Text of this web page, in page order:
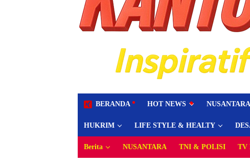
BERANDA HOT NEWS NUSANTARA
HUKRIM LIFE STYLE & HEALTY
Berita NUSANTARA TNI & POLISI TV